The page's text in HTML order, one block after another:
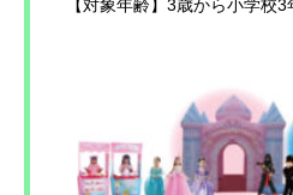
【対象年齢】3歳から小学校